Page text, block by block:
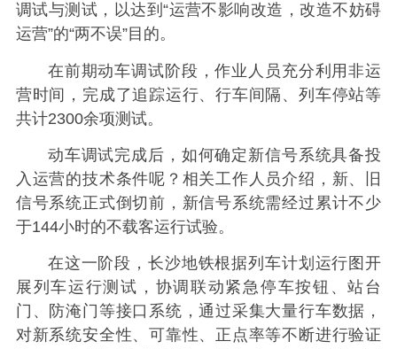
调试与测试，以达到“运营不影响改造，改造不妨碍
运营”的“两不误”目的。
在前期动车调试阶段，作业人员充分利用非运
营时间，完成了追踪运行、行车间隔、列车停站等
共计2300余项测试。
动车调试完成后，如何确定新信号系统具备投
入运营的技术条件呢？相关工作人员介绍，新、旧
信号系统正式倒切前，新信号系统需经过累计不少
于144小时的不载客运行试验。
在这一阶段，长沙地铁根据列车计划运行图开
展列车运行测试，协调联动紧急停车按钮、站台
门、防淹门等接口系统，通过采集大量行车数据，
对新系统安全性、可靠性、正点率等不断进行验证